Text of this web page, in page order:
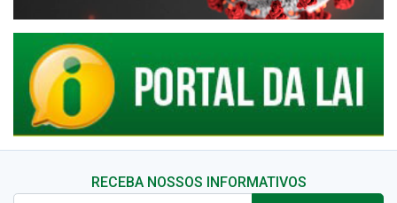
RECEBA NOSSOS INFORMATIVOS